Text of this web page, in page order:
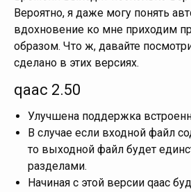
Вероятно, я даже могу понять
вдохновение ко мне приходим
образом. Что ж, давайте
сделано в этих версиях.
qaac 2.50
Улучшена поддержка
В случае если входной файл
то выходной файл будет
разделами.
Начиная с этой версии qaac